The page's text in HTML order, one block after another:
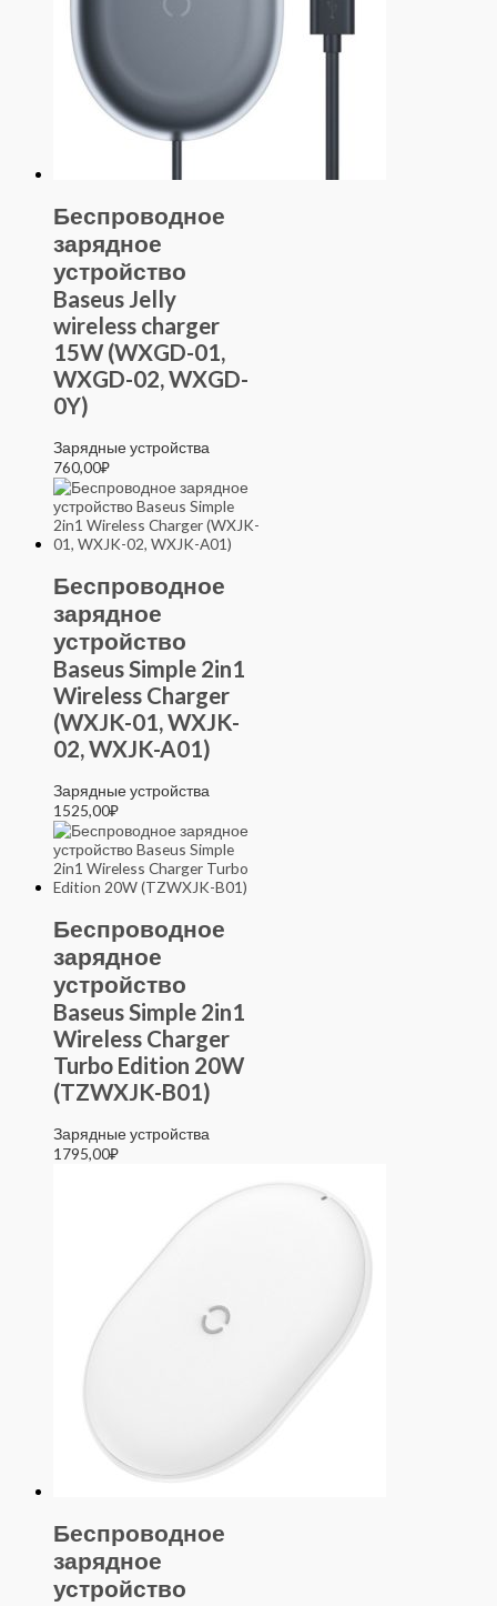
Беспроводное
зарядное
устройство
Baseus Jelly
wireless charger
15W (WXGD-01,
WXGD-02, WXGD-
0Y)
Зарядные устройства
760,00₽
Беспроводное
зарядное
устройство
Baseus Simple 2in1
Wireless Charger
(WXJK-01, WXJK-
02, WXJK-A01)
Зарядные устройства
1525,00₽
Беспроводное
зарядное
устройство
Baseus Simple 2in1
Wireless Charger
Turbo Edition 20W
(TZWXJK-B01)
Зарядные устройства
1795,00₽
Беспроводное
зарядное
устройство